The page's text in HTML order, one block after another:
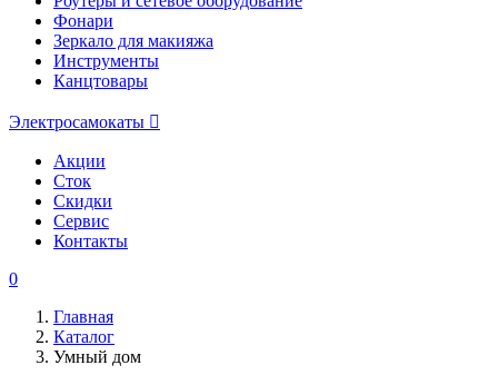
Фонари
Зеркало для макияжа
Инструменты
Канцтовары
Электросамокаты
Акции
Сток
Скидки
Сервис
Контакты
0
Главная
Каталог
Умный дом